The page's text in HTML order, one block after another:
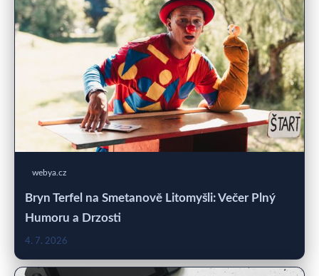
webya.cz
Bryn Terfel na Smetanově Litomyšli: Večer Plný
Humoru a Drzosti
4. 7. 2026